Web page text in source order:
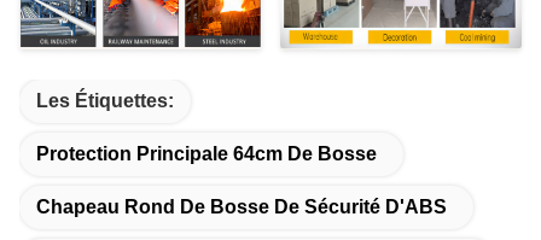
Les Étiquettes:
Protection Principale 64cm De Bosse
Chapeau Rond De Bosse De Sécurité D'ABS